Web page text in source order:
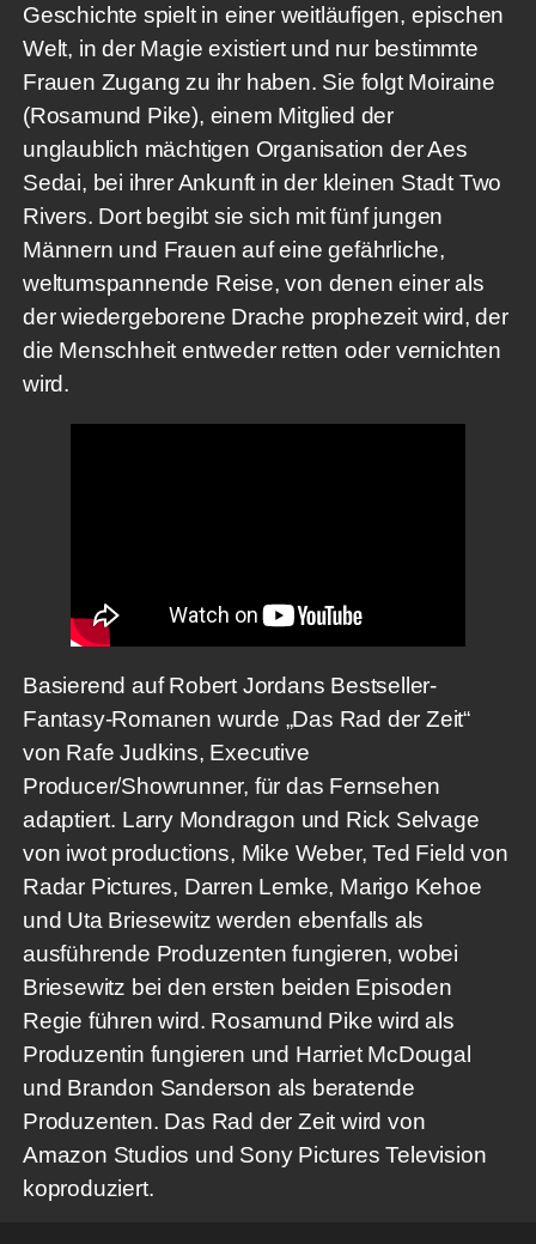
Geschichte spielt in einer weitläufigen, epischen
Welt, in der Magie existiert und nur bestimmte
Frauen Zugang zu ihr haben. Sie folgt Moiraine
(Rosamund Pike), einem Mitglied der
unglaublich mächtigen Organisation der Aes
Sedai, bei ihrer Ankunft in der kleinen Stadt Two
Rivers. Dort begibt sie sich mit fünf jungen
Männern und Frauen auf eine gefährliche,
weltumspannende Reise, von denen einer als
der wiedergeborene Drache prophezeit wird, der
die Menschheit entweder retten oder vernichten
wird.
Basierend auf Robert Jordans Bestseller-
Fantasy-Romanen wurde „Das Rad der Zeit“
von Rafe Judkins, Executive
Producer/Showrunner, für das Fernsehen
adaptiert. Larry Mondragon und Rick Selvage
von iwot productions, Mike Weber, Ted Field von
Radar Pictures, Darren Lemke, Marigo Kehoe
und Uta Briesewitz werden ebenfalls als
ausführende Produzenten fungieren, wobei
Briesewitz bei den ersten beiden Episoden
Regie führen wird. Rosamund Pike wird als
Produzentin fungieren und Harriet McDougal
und Brandon Sanderson als beratende
Produzenten. Das Rad der Zeit wird von
Amazon Studios und Sony Pictures Television
koproduziert.